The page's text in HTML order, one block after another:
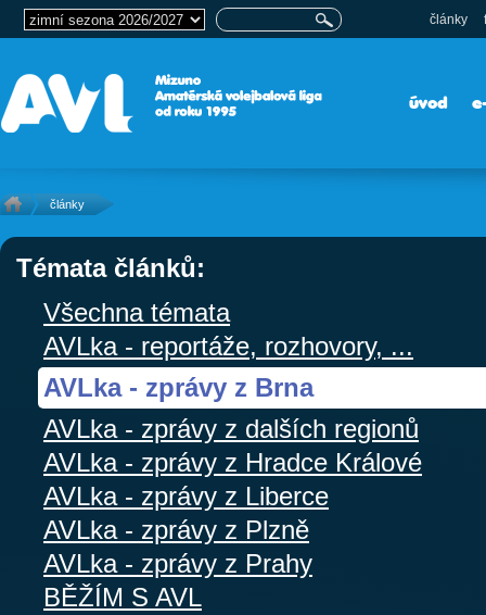
články
úvod
články
Témata článků:
Všechna témata
AVLka - reportáže, rozhovory, ...
AVLka - zprávy z Brna
AVLka - zprávy z dalších regionů
AVLka - zprávy z Hradce Králové
AVLka - zprávy z Liberce
AVLka - zprávy z Plzně
AVLka - zprávy z Prahy
BĚŽÍM S AVL